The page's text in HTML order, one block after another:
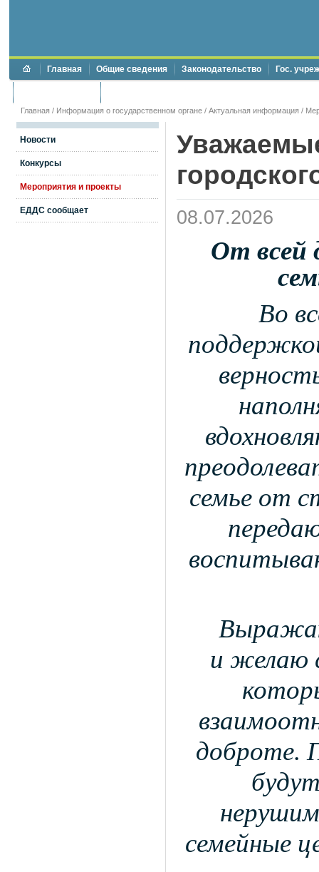
Главная Общие сведения Законодательство Гос.
Главная / Информация о государственном органе / Актуальная информация /
Новости
Конкурсы
Мероприятия и проекты
ЕДДС сообщает 08.07.2026
От всей
Во
семье от
и желаю
доброте.
семейные